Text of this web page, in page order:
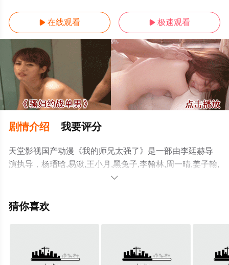
 在线观看  极速观看
剧情介绍 我要评分
天堂影视国产动漫《我的师兄太强了》是一部由李廷赫导
演执导，杨瑨晗,易湫,王小月,黑兔子,李翰林,周一晴,姜子翰,
张文婕,家明,沈话桑,孙熹鹤,薄棠,闫子蔚,胡正健,赵哲豪,张
情已揭晓（1-68全集），手机免费观看高清未删减完整版

猜你喜欢